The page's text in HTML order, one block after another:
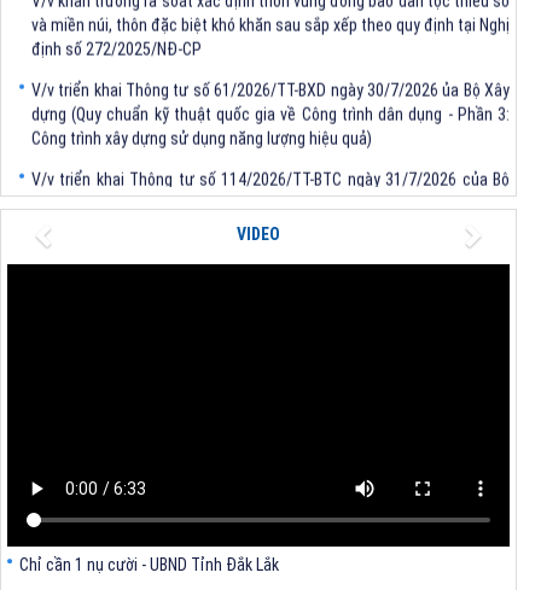
và miền núi, thôn đặc biệt khó khăn sau sắp xếp theo quy định tại Nghị
định số 272/2025/NĐ-CP
dựng (Quy chuẩn kỹ thuật quốc gia về Công trình dân dụng - Phần 3:
Công trình xây dựng sử dụng năng lượng hiệu quả)
trưởng Bộ Tài chính
V/v triển khai Thông tư số 62/2026/TT-BXD ngày 30/7/2026 của Bộ
trưởng Bộ Xây dựng
VIDEO
Previous Next
Chỉ cần 1 nụ cười - UBND Tỉnh Đắk Lắk